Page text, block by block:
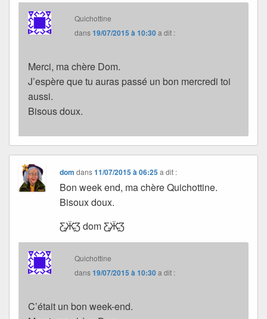
Quichottine
dans19/07/2015 à 10:30a dit :
Merci, ma chère Dom.
J’espère que tu auras passé un bon mercredi toi
aussi.
Bisous doux.
dom dans11/07/2015 à 06:25 a dit :
Bon week end, ma chère Quichottine.
Bisoux doux.
Ƹ̵̡Ӝ̵̨̄Ʒ dom Ƹ̵̡Ӝ̵̨̄Ʒ
Quichottine
dans19/07/2015 à 10:30a dit :
C’était un bon week-end.